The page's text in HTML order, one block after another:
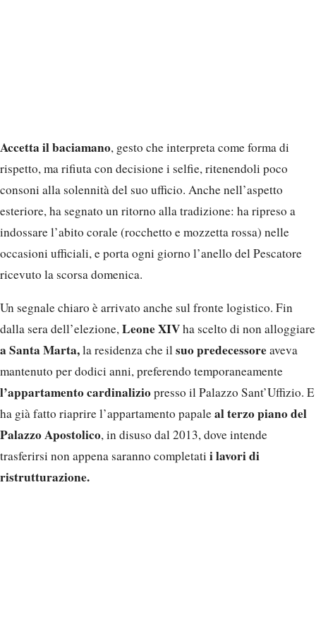
Accetta il baciamano, gesto che interpreta come forma di
rispetto, ma rifiuta con decisione i selfie, ritenendoli poco
consoni alla solennità del suo ufficio. Anche nell’aspetto
esteriore, ha segnato un ritorno alla tradizione: ha ripreso a
indossare l’abito corale (rocchetto e mozzetta rossa) nelle
occasioni ufficiali, e porta ogni giorno l’anello del Pescatore
ricevuto la scorsa domenica.
Un segnale chiaro è arrivato anche sul fronte logistico. Fin
dalla sera dell’elezione,Leone XIVha scelto di non alloggiare
a Santa Marta,la residenza che ilsuo predecessoreaveva
mantenuto per dodici anni, preferendo temporaneamente
l’appartamento cardinaliziopresso il Palazzo Sant’Uffizio. E
ha già fatto riaprire l’appartamento papaleal terzo piano del
Palazzo Apostolico, in disuso dal 2013, dove intende
trasferirsi non appena saranno completati i lavori di
ristrutturazione.